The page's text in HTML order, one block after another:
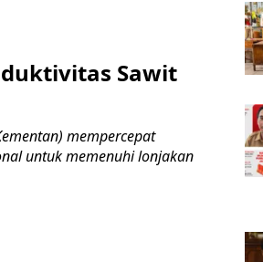
Sawit
mempercepat
untuk memenuhi lonjakan